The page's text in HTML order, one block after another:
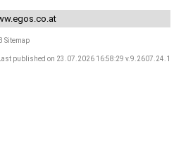
Sitemap
published on 23.07.2026 16:58:29 v.9.2607.24.1